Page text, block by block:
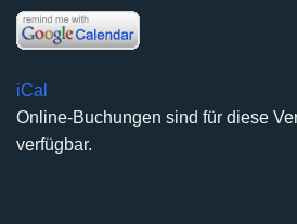
iCal
Online-Buchungen sind für diese
verfügbar.